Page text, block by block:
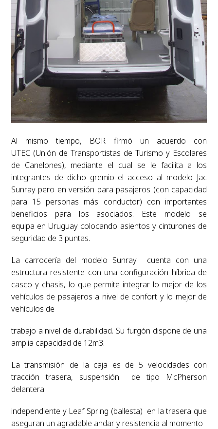
Al mismo tiempo, BOR firmó un acuerdo con
UTEC (Unión de Transportistas de Turismo y Escolares
de Canelones), mediante el cual se le facilita a los
integrantes de dicho gremio el acceso al modelo Jac
Sunray pero en versión para pasajeros (con capacidad
para 15 personas más conductor) con importantes
beneficios para los asociados. Este modelo se
equipa en Uruguay colocando asientos y cinturones de
seguridad de 3 puntas.
La carrocería del modelo Sunray cuenta con una
estructura resistente con una configuración híbrida de
casco y chasis, lo que permite integrar lo mejor de los
vehículos de pasajeros a nivel de confort y lo mejor de
vehículos de
trabajo a nivel de durabilidad. Su furgón dispone de una
amplia capacidad de 12m3.
Latransmisión de la caja es de 5 velocidades con
tracción trasera, suspensión de tipo McPherson
delantera
independiente y Leaf Spring (ballesta) en la trasera que
aseguran un agradable andar y resistencia al momento